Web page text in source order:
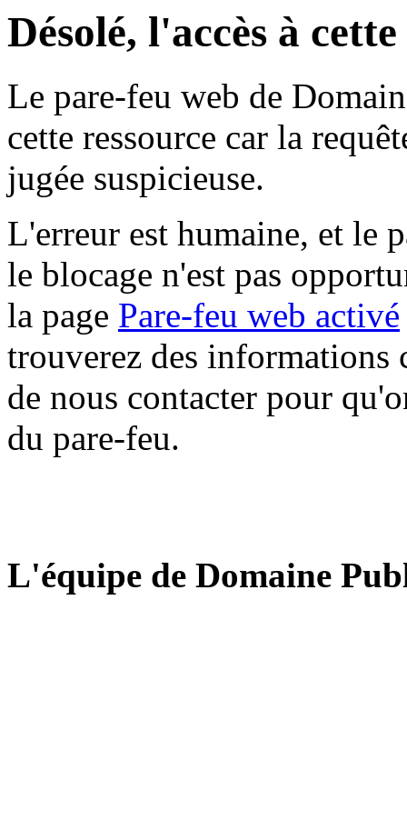
Désolé, l'accès à
Le pare-feu web de
cette ressource car la
jugée suspicieuse.
L'erreur est humaine, et le
le blocage n'est pas
la page Pare-feu web activé
trouverez des informations
de nous contacter pour
du pare-feu.
L'équipe de Domaine